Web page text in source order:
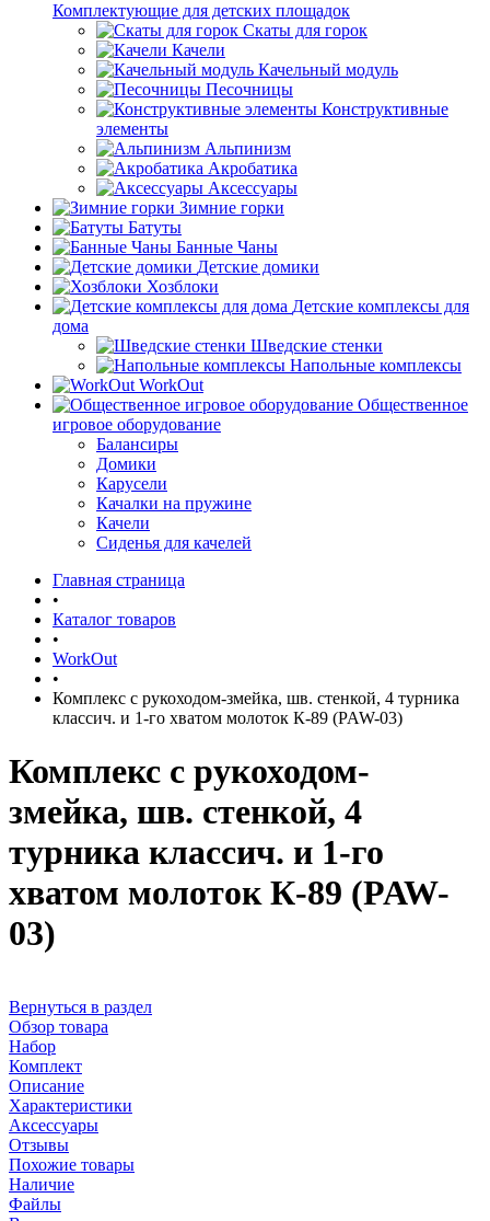
Комплектующие для детских площадок
Скаты для горок
Качели
Качельный модуль
Песочницы
Конструктивные
элементы
Альпинизм
Акробатика
Аксессуары
Зимние горки
Батуты
Банные Чаны
Детские домики
Хозблоки
Детские комплексы для
дома
Шведские стенки
Напольные комплексы
WorkOut
Общественное
игровое оборудование
Балансиры
Домики
Карусели
Качалки на пружине
Качели
Сиденья для качелей
Главная страница
•
Каталог товаров
•
WorkOut
•
Комплекс с рукоходом-змейка, шв. стенкой, 4 турника
классич. и 1-го хватом молоток К-89 (PAW-03)
Комплекс с рукоходом-
змейка, шв. стенкой, 4
турника классич. и 1-го
хватом молоток К-89 (PAW-
03)
Вернуться в раздел
Обзор товара
Набор
Комплект
Описание
Характеристики
Аксессуары
Отзывы
Похожие товары
Наличие
Файлы